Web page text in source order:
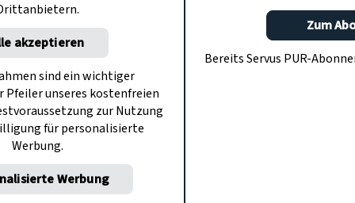
Max Stiegl vom burgenländischen
Reise. Dabei erfahren wir, warum
und die ersten Takte eines
und Demut beginnen.
akzeptieren
sind ein wichtiger
unseres kostenfreien
zur Nutzung
für personalisierte
Werbung.
Werbung
Zum
Bereits Servus PUR-